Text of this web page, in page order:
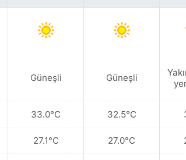
Güneşli
33.0°C
27.1°C
Güneşli
32.5°C
27.0°C